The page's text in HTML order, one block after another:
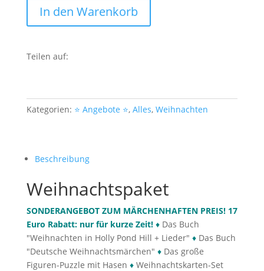
In den Warenkorb
Teilen auf:
Kategorien: ⭐️ Angebote ⭐️, Alles, Weihnachten
Beschreibung
Weihnachtspaket
SONDERANGEBOT ZUM MÄRCHENHAFTEN PREIS! 17
Euro Rabatt: nur für kurze Zeit! ♦Das Buch
"Weihnachten in Holly Pond Hill + Lieder" ♦Das Buch
"Deutsche Weihnachtsmärchen" ♦Das große
Figuren-Puzzle mit Hasen ♦Weihnachtskarten-Set